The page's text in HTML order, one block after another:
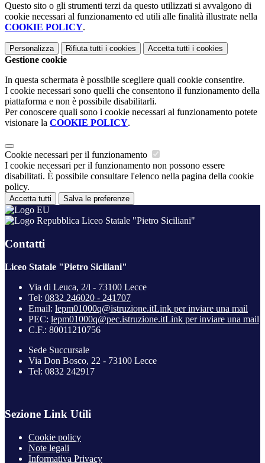
Questo sito o gli strumenti terzi da questo utilizzati si avvalgono di
cookie necessari al funzionamento ed utili alle finalità illustrate nella
COOKIE POLICY.
Personalizza Rifiuta tutti i cookies Accetta tutti i cookies
Gestione cookie
In questa schermata è possibile scegliere quali cookie consentire.
I cookie necessari sono quelli che consentono il funzionamento della
piattaforma e non è possibile disabilitarli.
Per conoscere quali sono i cookie necessari al funzionamento potete
visionare la COOKIE POLICY.
Cookie necessari per il funzionamento
I cookie necessari per il funzionamento non possono essere
disabilitati. È possibile consultare l'elenco nella pagina della cookie
policy.
Accetta tutti Salva le preferenze
Liceo Statale "Pietro Siciliani"
Contatti
Liceo Statale "Pietro Siciliani"
Via di Leuca, 2/l - 73100 Lecce
Tel: 0832 246020 - 241707
Email: lepm01000q@istruzione.itLink per inviare una mail
PEC: lepm01000q@pec.istruzione.itLink per inviare una mail
C.F.: 80011210756
Sede Succursale
Via Don Bosco, 22 - 73100 Lecce
Tel: 0832 242917
Sezione Link Utili
Cookie policy
Note legali
Informativa Privacy